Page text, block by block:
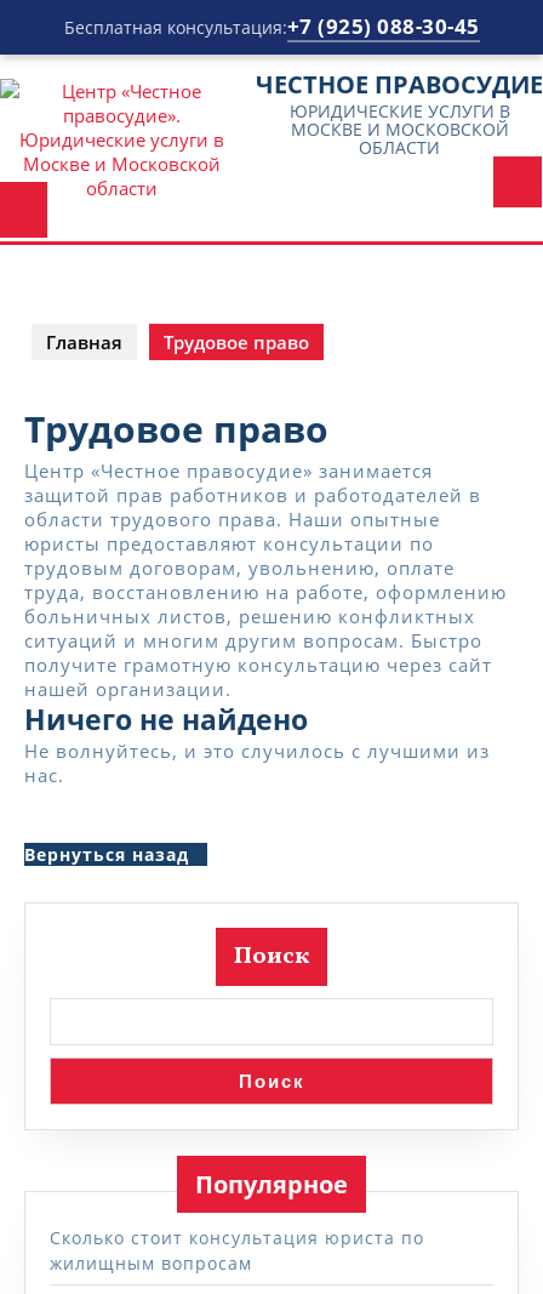
Бесплатная консультация:+7 (925) 088-30-45
Перейти
к
содержимому
ЧЕСТНОЕ ПРАВОСУДИЕ
ЮРИДИЧЕСКИЕ УСЛУГИ В
МОСКВЕ И МОСКОВСКОЙ
ОБЛАСТИ
Главная Трудовое право
Трудовое право
Центр «Честное правосудие» занимается
защитой прав работников и работодателей в
области трудового права. Наши опытные
юристы предоставляют консультации по
трудовым договорам, увольнению, оплате
труда, восстановлению на работе, оформлению
больничных листов, решению конфликтных
ситуаций и многим другим вопросам. Быстро
получите грамотную консультацию через сайт
нашей организации.
Ничего не найдено
Не волнуйтесь, и это случилось с лучшими из
нас.
Вернуться назад
Поиск
Поиск
Популярное
Сколько стоит консультация юриста по
жилищным вопросам